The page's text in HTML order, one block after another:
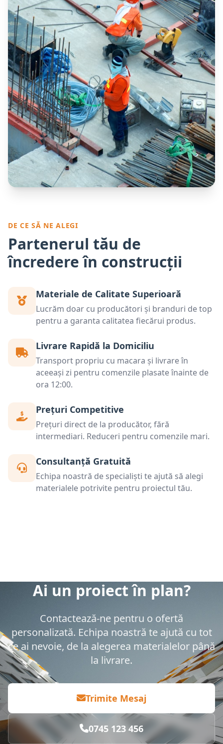
DE CE SĂ NE ALEGI
Partenerul tău de
încredere în construcții
Materiale de Calitate Superioară
Lucrăm doar cu producători și branduri de top
pentru a garanta calitatea fiecărui produs.
Livrare Rapidă la Domiciliu
Transport propriu cu macara și livrare în
aceeași zi pentru comenzile plasate înainte de
ora 12:00.
Prețuri Competitive
Prețuri direct de la producător, fără
intermediari. Reduceri pentru comenzile mari.
Consultanță Gratuită
Echipa noastră de specialiști te ajută să alegi
materialele potrivite pentru proiectul tău.
Ai un proiect în plan?
Contactează-ne pentru o ofertă
personalizată. Echipa noastră te ajută cu tot
ce ai nevoie, de la alegerea materialelor până
la livrare.
Trimite Mesaj
0745 123 456